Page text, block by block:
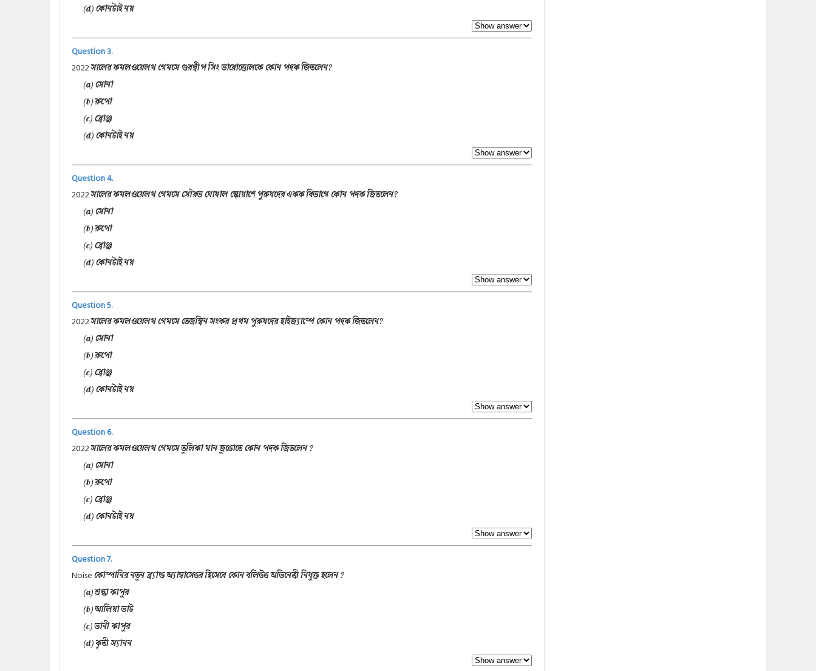
(d) কোনটাই নয়
Question 3.
2022সালের কমলওয়েলথ গেমসে গুরদ্বীপ সিং ভারোত্তোলকে কোন পদক জিতলেন?
(a) সোনা
(b) রুপো
(c) ব্রোঞ্জ
(d) কোনটাই নয়
Question 4.
2022সালের কমলওয়েলথ গেমসে সৌরভ ঘোষাল স্কোয়াশে পুরুষদের একক বিভাগে কোন পদক জিতলেন?
(a) সোনা
(b) রুপো
(c) ব্রোঞ্জ
(d) কোনটাই নয়
Question 5.
2022সালের কমলওয়েলথ গেমসে তেজস্বিন সংকর প্রথম পুরুষদের হাইজ্যাম্পে কোন পদক জিতলেন?
(a) সোনা
(b) রুপো
(c) ব্রোঞ্জ
(d) কোনটাই নয়
Question 6.
2022সালের কমলওয়েলথ গেমসে তুলিকা মান জুডোতে কোন পদক জিতলেন ?
(a) সোনা
(b) রুপো
(c) ব্রোঞ্জ
(d) কোনটাই নয়
Question 7.
Noiseকোম্পানির নতুন ব্র্যান্ড অ্যাম্বাসেডর হিসেবে কোন বলিউড অভিনেত্রী নিযুক্ত হলেন ?
(a) শ্রদ্ধা কাপুর
(b) আলিয়া ভাট
(c) ভানী কাপুর
(d) কৃতী স্যানন